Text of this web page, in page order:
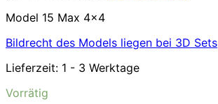
Model 15 Max 4×4
Bildrecht des Models liegen bei 3D Sets
Lieferzeit: 1 - 3 Werktage
Vorrätig